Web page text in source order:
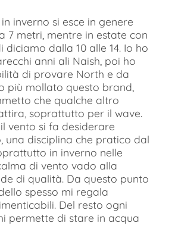
inverno si esce in genere
7 metri, mentre in estate con
diciamo dalla 10 alle 14. Io ho
anni ali Naish, poi ho
di provare North e da
più mollato questo brand,
che qualche altro
soprattutto per il wave.
vento si fa desiderare
una disciplina che pratico dal
in inverno nelle
di vento vado alla
di qualità. Da questo punto
spesso mi regala
Del resto ogni
permette di stare in acqua